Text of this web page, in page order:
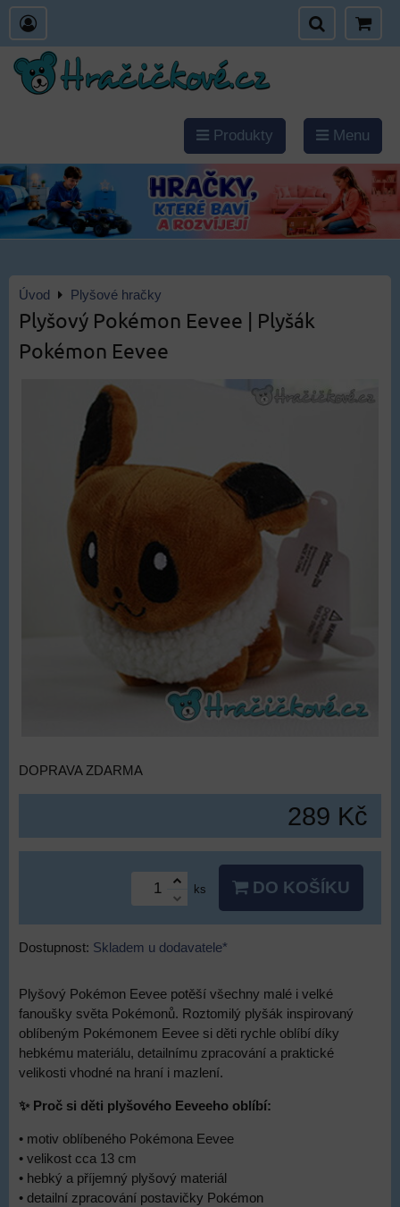
Produkty Menu
Úvod Plyšové hračky
Plyšový Pokémon Eevee | Plyšák
Pokémon Eevee
DOPRAVA ZDARMA
289 Kč
ks DO KOŠÍKU
Dostupnost: Skladem u dodavatele*
Plyšový Pokémon Eevee potěší všechny malé i velké
fanoušky světa Pokémonů. Roztomilý plyšák inspirovaný
oblíbeným Pokémonem Eevee si děti rychle oblíbí díky
hebkému materiálu, detailnímu zpracování a praktické
velikosti vhodné na hraní i mazlení.
✨ Proč si děti plyšového Eeveeho oblíbí:
• motiv oblíbeného Pokémona Eevee
• velikost cca 13 cm
• hebký a příjemný plyšový materiál
• detailní zpracování postavičky Pokémon